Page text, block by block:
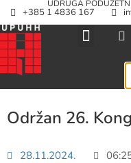
UDRUGA
+385 1 4836 167
Održan 26.
28.11.2024.